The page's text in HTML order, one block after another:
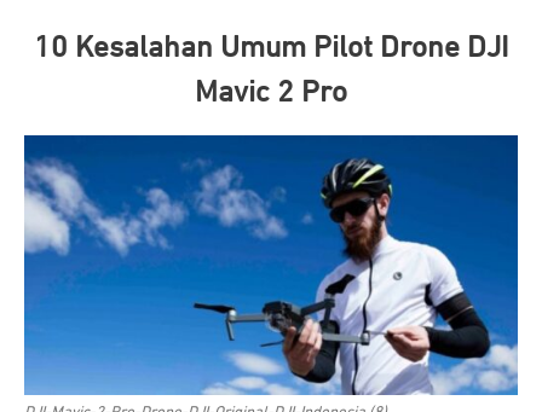
10 Kesalahan Umum Pilot Drone DJI
Mavic 2 Pro